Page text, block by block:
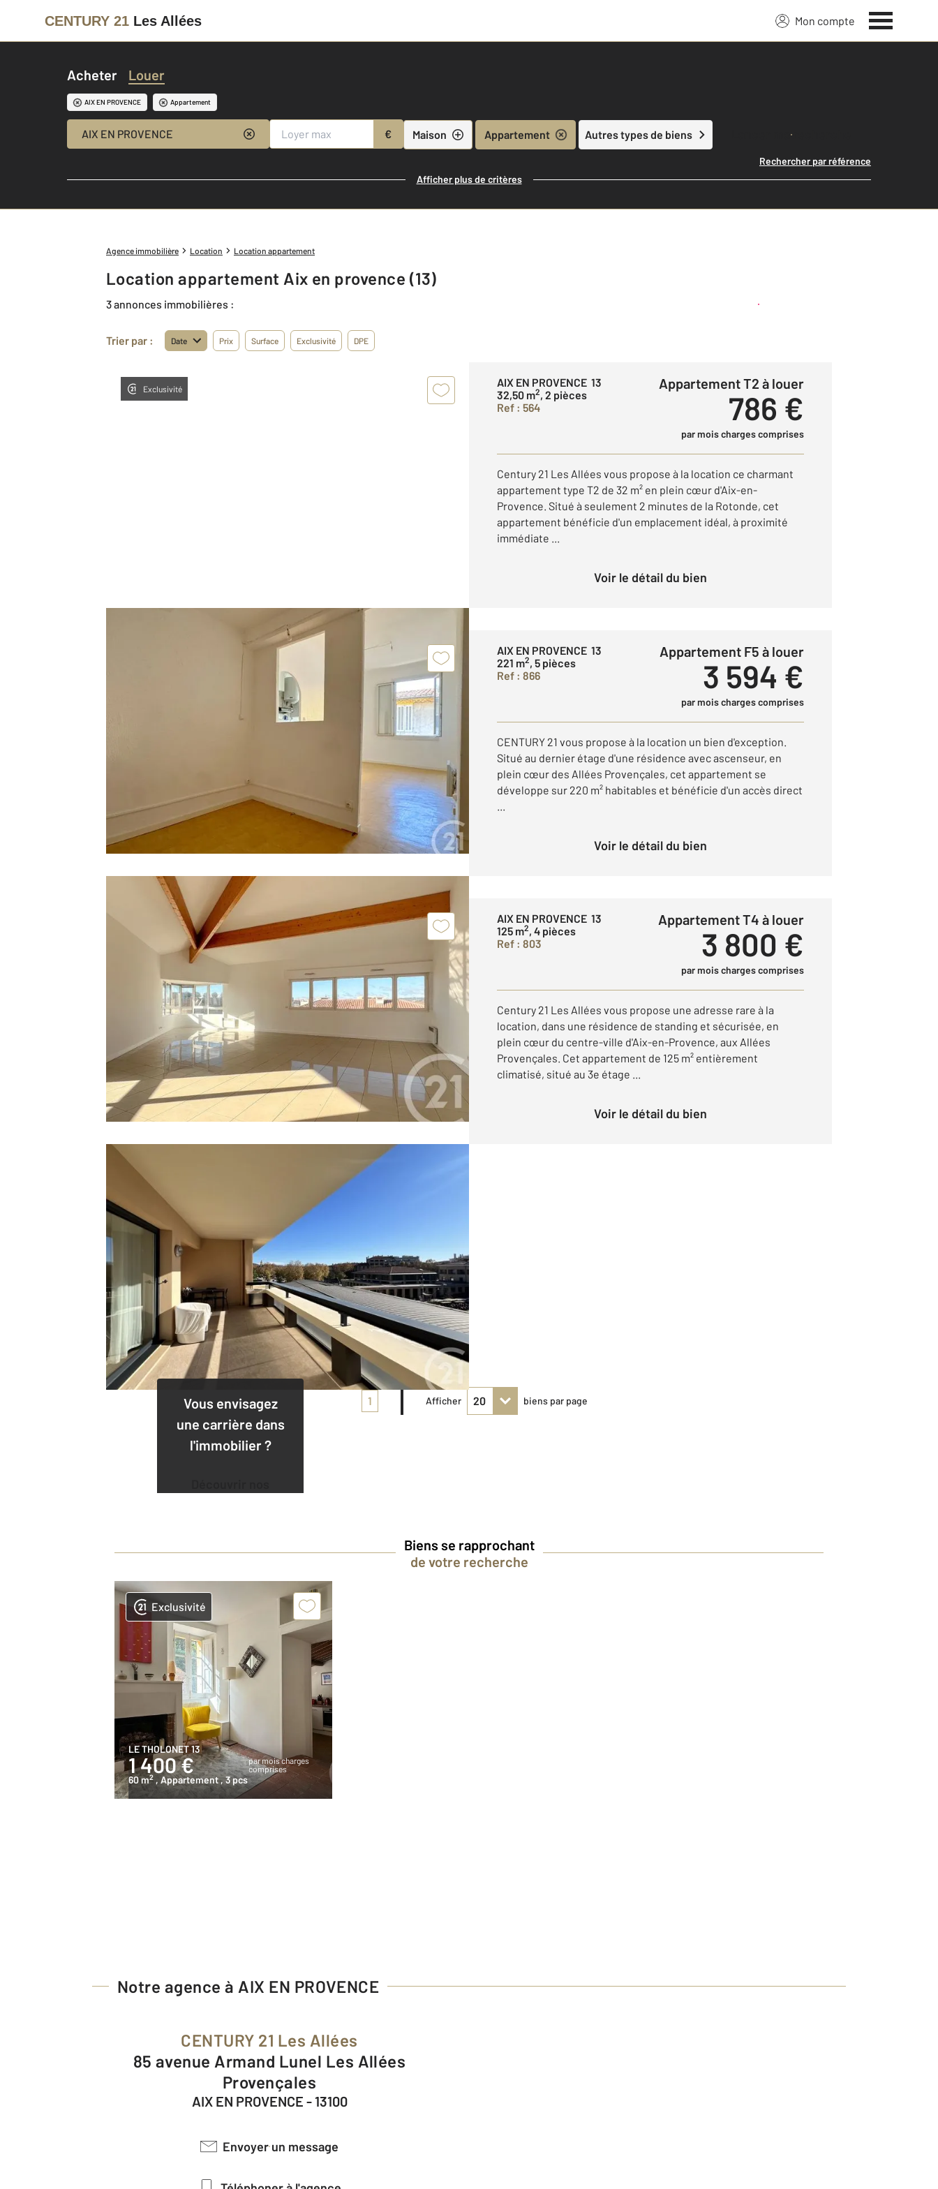
CENTURY 21 Les Allées Mon compte
Acheter Louer
AIX EN PROVENCE Appartement
AIX EN PROVENCE € Maison Appartement Autres types de biens Lancer ma recherche
Rechercher par référence
Afficher plus de critères
Agence immobilière Location Location appartement
Location appartement Aix en provence (13)
3 annonces immobilières : Créer une alerte
Trier par : Date Prix Surface Exclusivité DPE
Exclusivité
AIX EN PROVENCE 13
32,50 m2, 2 pièces
Ref : 564
Appartement T2 à louer
786 €
par mois charges comprises
Century 21 Les Allées vous propose à la location ce charmant
appartement type T2 de 32 m² en plein cœur d'Aix-en-
Provence. Situé à seulement 2 minutes de la Rotonde, cet
appartement bénéficie d'un emplacement idéal, à proximité
immédiate ...
Voir le détail du bien
AIX EN PROVENCE 13
221 m2, 5 pièces
Ref : 866
Appartement F5 à louer
3 594 €
par mois charges comprises
CENTURY 21 vous propose à la location un bien d'exception.
Situé au dernier étage d'une résidence avec ascenseur, en
plein cœur des Allées Provençales, cet appartement se
développe sur 220 m² habitables et bénéficie d'un accès direct
...
Voir le détail du bien
AIX EN PROVENCE 13
125 m2, 4 pièces
Ref : 803
Appartement T4 à louer
3 800 €
par mois charges comprises
Century 21 Les Allées vous propose une adresse rare à la
location, dans une résidence de standing et sécurisée, en
plein cœur du centre-ville d'Aix-en-Provence, aux Allées
Provençales. Cet appartement de 125 m² entièrement
climatisé, situé au 3e étage ...
Voir le détail du bien
Vous envisagez
une carrière dans
l'immobilier ?
1 Afficher biens par page
Biens se rapprochant
de votre recherche
Exclusivité
LE THOLONET 13
1 400 €
par mois charges
comprises
60 m2 , Appartement, 3 pcs
Notre agence à AIX EN PROVENCE
CENTURY 21 Les Allées
85 avenue Armand Lunel Les Allées
Provençales
AIX EN PROVENCE - 13100
Envoyer un message